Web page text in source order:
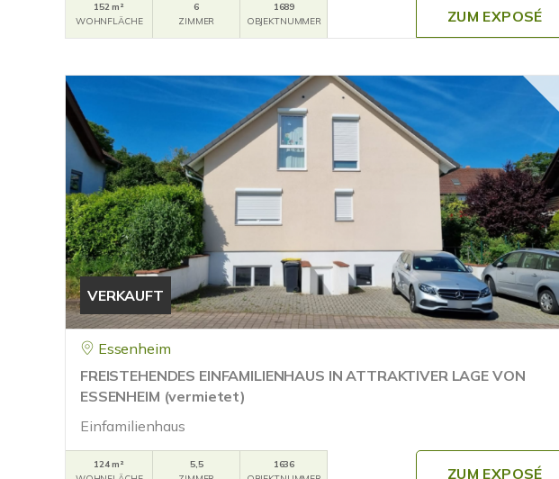
152 m²
WOHNFLÄCHE
6
ZIMMER
1689
OBJEKTNUMMER
ZUM EXPOSÉ
VERKAUFT
Essenheim
FREISTEHENDES EINFAMILIENHAUS IN ATTRAKTIVER LAGE VON
ESSENHEIM (vermietet)
Einfamilienhaus
124 m²
5,5
1636
ZUM EXPOSÉ